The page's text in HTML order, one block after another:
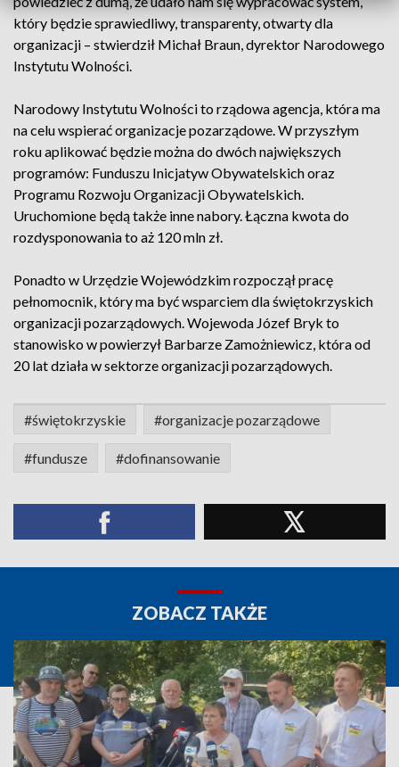
który będzie sprawiedliwy, transparenty, otwarty dla
organizacji – stwierdził Michał Braun, dyrektor Narodowego
Instytutu Wolności.
Narodowy Instytutu Wolności to rządowa agencja, która ma
na celu wspierać organizacje pozarządowe. W przyszłym
roku aplikować będzie można do dwóch największych
programów: Funduszu Inicjatyw Obywatelskich oraz
Programu Rozwoju Organizacji Obywatelskich.
Uruchomione będą także inne nabory. Łączna kwota do
rozdysponowania to aż 120 mln zł.
Ponadto w Urzędzie Wojewódzkim rozpoczął pracę
pełnomocnik, który ma być wsparciem dla świętokrzyskich
organizacji pozarządowych. Wojewoda Józef Bryk to
stanowisko w powierzył Barbarze Zamożniewicz, która od
20 lat działa w sektorze organizacji pozarządowych.
#świętokrzyskie #organizacje pozarządowe
#fundusze #dofinansowanie
ZOBACZ TAKŻE